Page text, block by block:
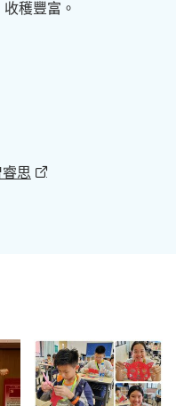
穫豐富。
思